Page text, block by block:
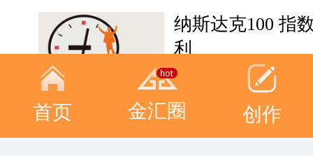
纳斯达克100 指
利
首页 金汇圈 创作